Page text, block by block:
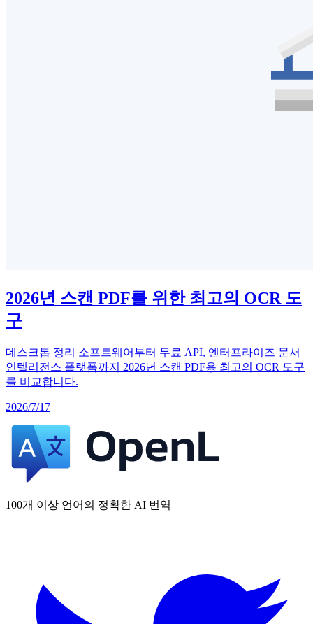
2026년 스캔 PDF를 위한 최고의 OCR 도
구
데스크톱 정리 소프트웨어부터 무료 API, 엔터프라이즈 문서
인텔리전스 플랫폼까지 2026년 스캔 PDF용 최고의 OCR 도구
를 비교합니다.
2026/7/17
100개 이상 언어의 정확한 AI 번역